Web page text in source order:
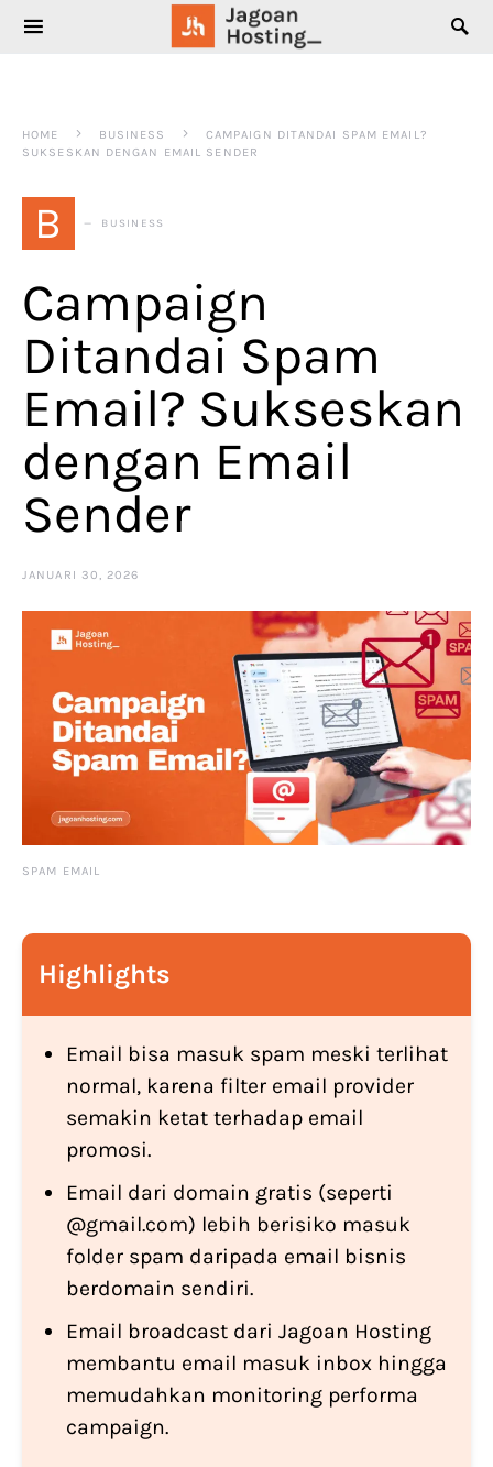
SEARCH FOR:
HOME BUSINESS
CAMPAIGN DITANDAI SPAM EMAIL?
SUKSESKAN DENGAN EMAIL SENDER
B BUSINESS
Campaign
Ditandai Spam
Email? Sukseskan
dengan Email
Sender
JANUARI 30, 2026
SPAM EMAIL
Highlights
Email bisa masuk spam meski terlihat
normal, karena filter email provider
semakin ketat terhadap email
promosi.
Email dari domain gratis (seperti
@gmail.com) lebih berisiko masuk
folder spam daripada email bisnis
berdomain sendiri.
Email broadcast dari Jagoan Hosting
membantu email masuk inbox hingga
memudahkan monitoring performa
campaign.